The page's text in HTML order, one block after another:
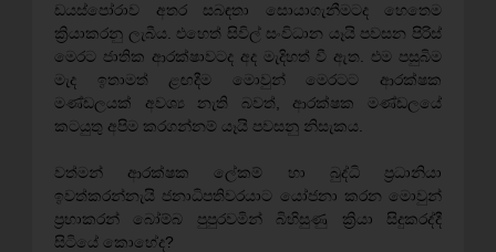
ඩයස්‌පෝරාව අතර සබඳතා සොයාගැනීමටද හෙතෙම
ක්‍රියාකරනු ලැබීය. එහෙත් සිවිල් සංවිධාන යෑයි පවසන පිරිස්‌
මෙරට ජාතික ආරක්‌ෂාවටද අද මැදිහත් වී ඇත. එම පසුබිම
මැද ඉතාමත් ළඟදීම මොවුන් මෙරටට ආරක්‌ෂක
මණ්‌ඩලයක්‌ අවශ්‍ය නැති බවත්, ආරක්‌ෂක මණ්‌ඩලයේ
කටයුතු අපිම කරගන්නම් යෑයි පවසනු නිසැකය.
වත්මන් ආරක්‌ෂක ලේකම් හා බුද්ධි ප්‍රධානියා
ඉවත්කරන්නැයි ජනාධිපතිවරයාට යෝජනා කරන මොවුන්
ප්‍රභාකරන් බෝම්බ පුපුරවමින් බිහිසුණු ක්‍රියා සිදුකරද්දී
සිටියේ කොහේද?